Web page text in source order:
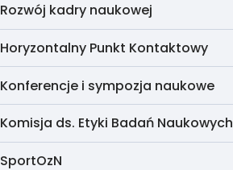
Rozwój kadry naukowej
Horyzontalny Punkt Kontaktowy
Konferencje i sympozja naukowe
Komisja ds. Etyki Badań Naukowych
SportOzN